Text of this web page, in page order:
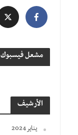
مشعل فيسبوك
الأرشيف
يناير 2024